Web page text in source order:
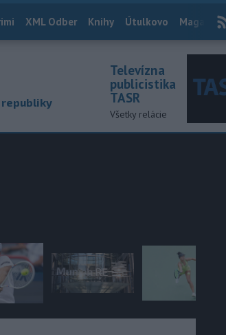
XML Odber Knihy Útulkovo Magazín
republiky
Televízna
publicistika
TASR
Všetky relácie